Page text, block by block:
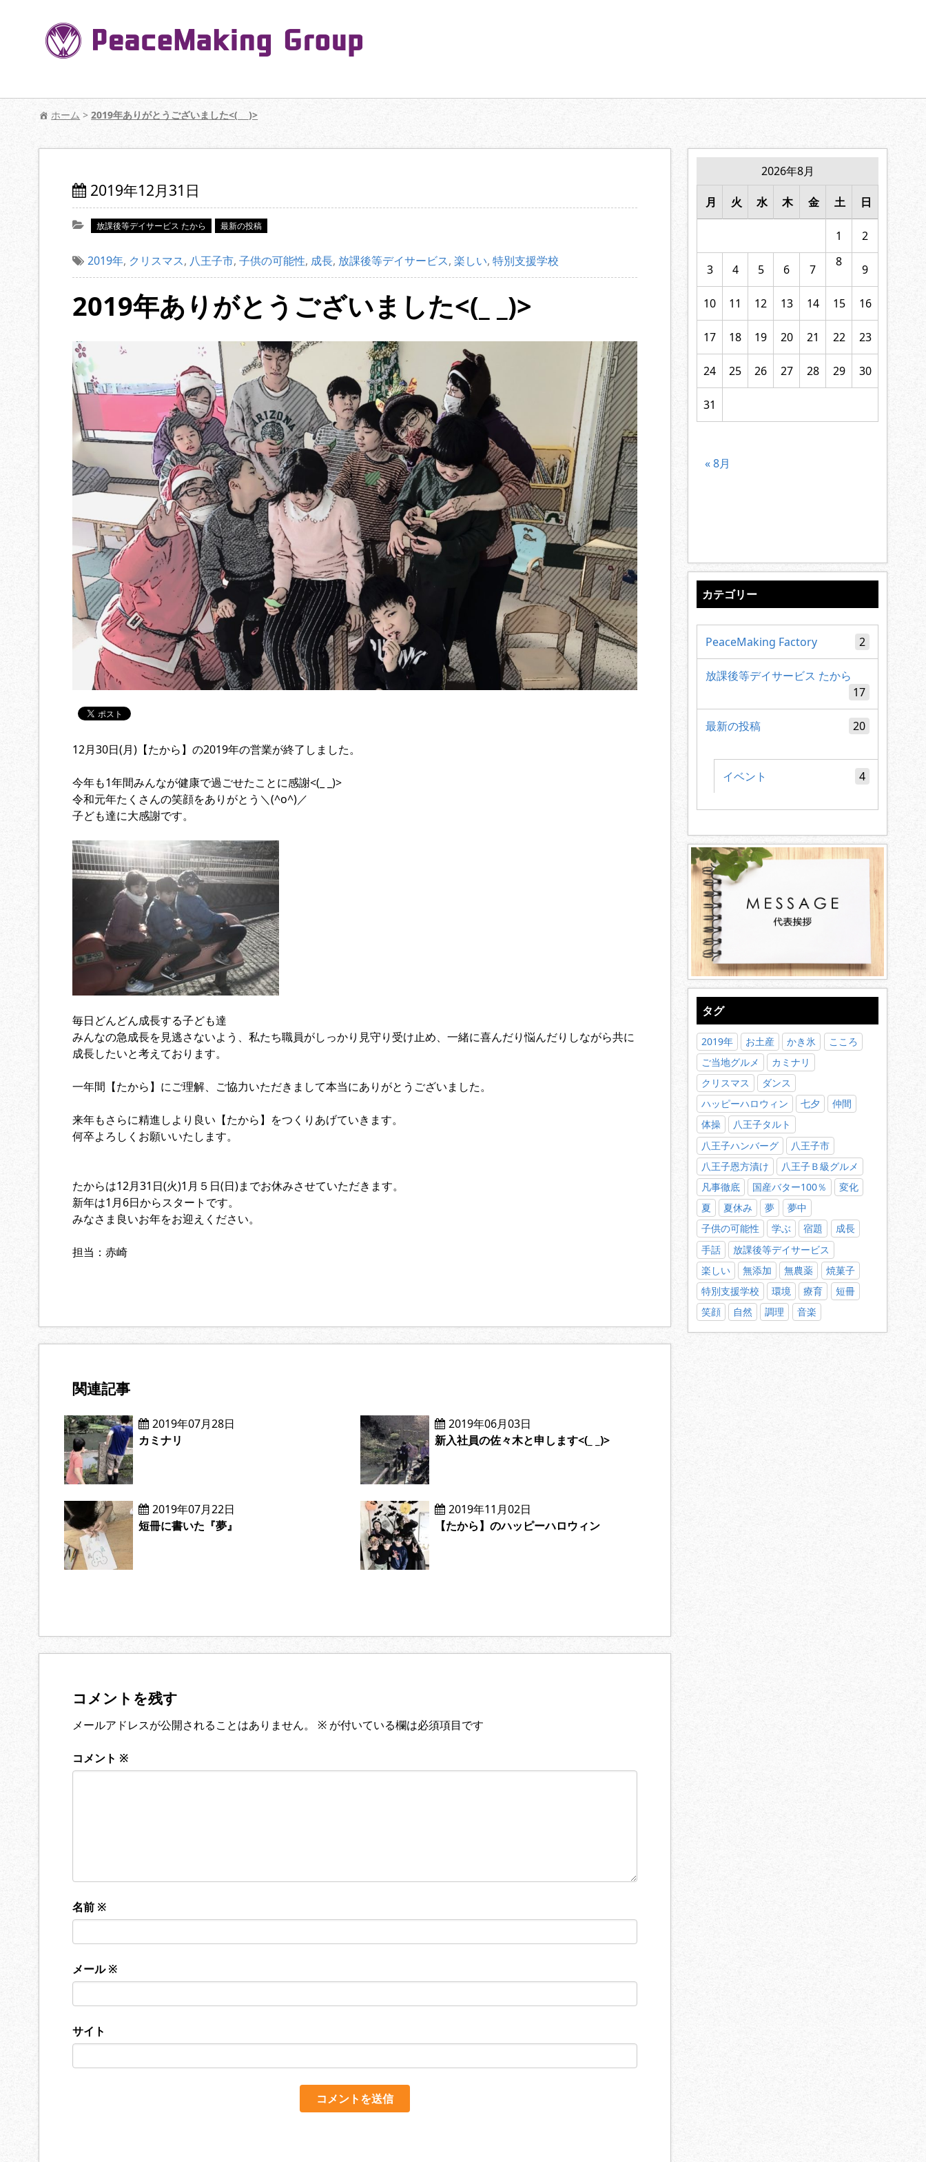
ホーム >2019年ありがとうございました<(_ _)>
2019年12月31日
放課後等デイサービス たから 最新の投稿
2019年, クリスマス, 八王子市, 子供の可能性, 成長, 放課後等デイサービス, 楽しい, 特別支援学校
2019年ありがとうございました<(_ _)>
12月30日(月)【たから】の2019年の営業が終了しました。
今年も1年間みんなが健康で過ごせたことに感謝<(_ _)>
令和元年たくさんの笑顔をありがとう＼(^o^)／
子ども達に大感謝です。
毎日どんどん成長する子ども達
みんなの急成長を見逃さないよう、私たち職員がしっかり見守り受け止め、 一緒に喜んだり悩んだりしながら共に
成長したいと考えております。
一年間【たから】にご理解、ご協力いただきまして本当にありがとうございました。
来年もさらに精進しより良い【たから】をつくりあげていきます。
何卒よろしくお願いいたします。
たからは12月31日(火)1月５日(日)までお休みさせていただきます。
新年は1月6日からスタートです。
みなさま良いお年をお迎えください。
担当：赤崎
関連記事
2019年07月28日
カミナリ
2019年06月03日
新入社員の佐々木と申します<(_ _)>
2019年07月22日
短冊に書いた『夢』
2019年11月02日
【たから】のハッピーハロウィン
コメントを残す
メールアドレスが公開されることはありません。 ※ が付いている欄は必須項目です
コメント ※
名前 ※
メール※
サイト
2026年8月
月 火 水 木 金 土 日
1 2
3 4 5 6 7
8
9
10 11 12 13 14 15 16
17 18 19 20 21 22 23
24 25 26 27 28 29 30
31
« 8月
カテゴリー
PeaceMaking Factory 2
放課後等デイサービス たから
17
最新の投稿 20
イベント 4
タグ
2019年 お土産 かき氷
こころ
ご当地グルメ
カミナリ
クリスマス
ダンス
ハッピーハロウィン
七夕
仲間
体操
八王子タルト
八王子ハンバーグ
八王子市
八王子恩方漬け
八王子Ｂ級グルメ
凡事徹底
国産バター100％
変化
夏
夏休み 夢
夢中
子供の可能性
学ぶ 宿題
成長
手話
放課後等デイサービス
楽しい
無添加 無農薬
焼菓子
特別支援学校
環境 療育
短冊
笑顔
自然 調理 音楽